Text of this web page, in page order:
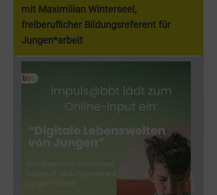
mit Maximilian Winterseel,
freiberuflicher Bildungsreferent für
Jungen*arbeit